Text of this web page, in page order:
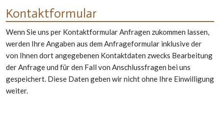
Kontaktformular
Wenn Sie uns per Kontaktformular Anfragen zukommen lassen,
werden Ihre Angaben aus dem Anfrageformular inklusive der
von Ihnen dort angegebenen Kontaktdaten zwecks Bearbeitung
der Anfrage und für den Fall von Anschlussfragen bei uns
gespeichert. Diese Daten geben wir nicht ohne Ihre Einwilligung
weiter.